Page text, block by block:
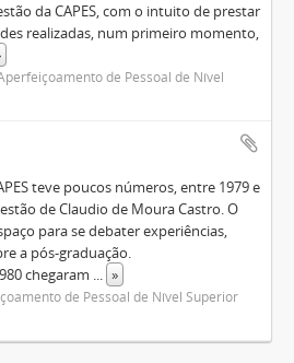
da CAPES, com o intuito de prestar
realizadas, num primeiro momento,
de Pessoal de Nível
teve poucos números, entre 1979 e
de Claudio de Moura Castro. O
para se debater experiências,
a pós-graduação.
chegaram ... »
de Pessoal de Nível Superior